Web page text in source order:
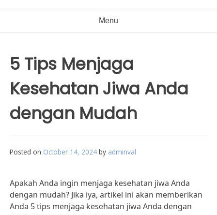
Menu
5 Tips Menjaga
Kesehatan Jiwa Anda
dengan Mudah
Posted on October 14, 2024 by adminval
Apakah Anda ingin menjaga kesehatan jiwa Anda
dengan mudah? Jika iya, artikel ini akan memberikan
Anda 5 tips menjaga kesehatan jiwa Anda dengan